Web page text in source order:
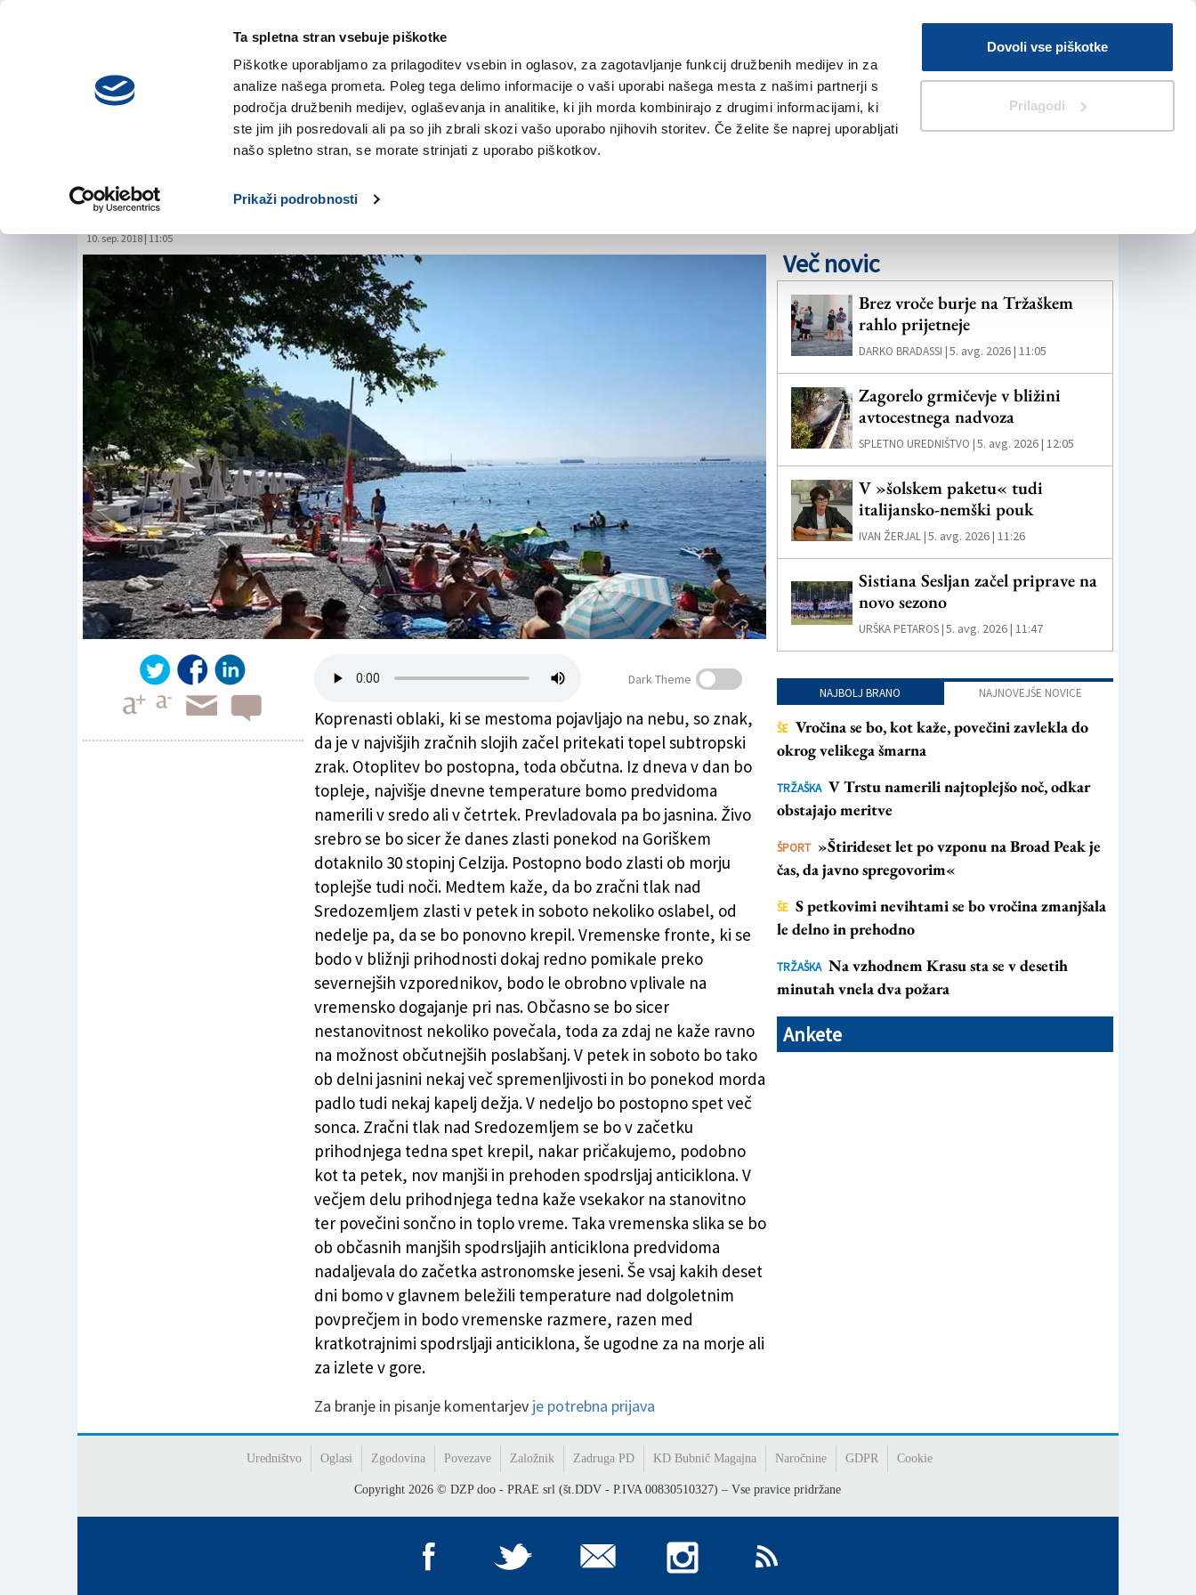
Ta spletna stran vsebuje piškotke
Piškotke uporabljamo za prilagoditev vsebin in oglasov, za zagotavljanje funkcij družbenih medijev in za
analize našega prometa. Poleg tega delimo informacije o vaši uporabi našega mesta z našimi partnerji s
področja družbenih medijev, oglaševanja in analitike, ki jih morda kombinirajo z drugimi informacijami, ki
ste jim jih posredovali ali pa so jih zbrali skozi vašo uporabo njihovih storitev. Če želite še naprej uporabljati
našo spletno stran, se morate strinjati z uporabo piškotkov.
Prikaži podrobnosti
Dovoli vse piškotke
Prilagodi
sreda,
5. avgusta 2026
V Kioskih
Iskanje
NOVICE TRŽAŠKA GORIŠKA KULTURA ŠPORT ŠE
Do astronomske jeseni povečini
anticiklon
10. sep. 2018 | 11:05
Do astronomske jeseni povečini anticiklon
Dark Theme
Koprenasti oblaki, ki se mestoma pojavljajo na nebu, so znak,
da je v najvišjih zračnih slojih začel pritekati topel subtropski
zrak. Otoplitev bo postopna, toda občutna. Iz dneva v dan bo
topleje, najvišje dnevne temperature bomo predvidoma
namerili v sredo ali v četrtek. Prevladovala pa bo jasnina. Živo
srebro se bo sicer že danes zlasti ponekod na Goriškem
dotaknilo 30 stopinj Celzija. Postopno bodo zlasti ob morju
toplejše tudi noči. Medtem kaže, da bo zračni tlak nad
Sredozemljem zlasti v petek in soboto nekoliko oslabel, od
nedelje pa, da se bo ponovno krepil. Vremenske fronte, ki se
bodo v bližnji prihodnosti dokaj redno pomikale preko
severnejših vzporednikov, bodo le obrobno vplivale na
vremensko dogajanje pri nas. Občasno se bo sicer
nestanovitnost nekoliko povečala, toda za zdaj ne kaže ravno
na možnost občutnejših poslabšanj. V petek in soboto bo tako
ob delni jasnini nekaj več spremenljivosti in bo ponekod morda
padlo tudi nekaj kapelj dežja. V nedeljo bo postopno spet več
sonca. Zračni tlak nad Sredozemljem se bo v začetku
prihodnjega tedna spet krepil, nakar pričakujemo, podobno
kot ta petek, nov manjši in prehoden spodrsljaj anticiklona. V
večjem delu prihodnjega tedna kaže vsekakor na stanovitno
ter povečini sončno in toplo vreme. Taka vremenska slika se bo
ob občasnih manjših spodrsljajih anticiklona predvidoma
nadaljevala do začetka astronomske jeseni. Še vsaj kakih deset
dni bomo v glavnem beležili temperature nad dolgoletnim
povprečjem in bodo vremenske razmere, razen med
kratkotrajnimi spodrsljaji anticiklona, še ugodne za na morje ali
za izlete v gore.
Za branje in pisanje komentarjev je potrebna prijava
Več novic
Brez vroče burje na Tržaškem
rahlo prijetneje
DARKO BRADASSI |5. avg. 2026 | 11:05
Zagorelo grmičevje v bližini
avtocestnega nadvoza
SPLETNO UREDNIŠTVO |5. avg. 2026 | 12:05
V »šolskem paketu« tudi
italijansko-nemški pouk
IVAN ŽERJAL |5. avg. 2026 | 11:26
Sistiana Sesljan začel priprave na
novo sezono
URŠKA PETAROS |5. avg. 2026 | 11:47
NAJBOLJ BRANO NAJNOVEJŠE NOVICE
ŠE Vročina se bo, kot kaže, povečini zavlekla do
okrog velikega šmarna
TRŽAŠKA V Trstu namerili najtoplejšo noč, odkar
obstajajo meritve
ŠPORT »Štirideset let po vzponu na Broad Peak je
čas, da javno spregovorim«
ŠE S petkovimi nevihtami se bo vročina zmanjšala
le delno in prehodno
TRŽAŠKA Na vzhodnem Krasu sta se v desetih
minutah vnela dva požara
Ankete
Uredništvo Oglasi Zgodovina Povezave Založnik Zadruga PD KD Bubnič Magajna Naročnine GDPR Cookie
Copyright2026 © DZP doo - PRAE srl (št.DDV - P.IVA 00830510327) – Vse pravice pridržane